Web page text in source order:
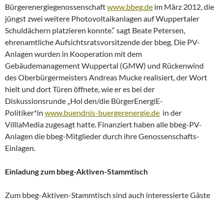
Bürgerenergiegenossenschaftwww.bbeg.de im März 2012, die
jüngst zwei weitere Photovoltaikanlagen auf Wuppertaler
Schuldächern platzieren konnte.“ sagt Beate Petersen,
ehrenamtliche Aufsichtsratsvorsitzende der bbeg. Die PV-
Anlagen wurden in Kooperation mit dem
Gebäudemanagement Wuppertal (GMW) und Rückenwind
des Oberbürgermeisters Andreas Mucke realisiert, der Wort
hielt und dort Türen öffnete, wie er es bei der
Diskussionsrunde „Hol den/die BürgerEnergiE-
Politiker*in www.buendnis-buergerenergie.de in der
VilllaMedia zugesagt hatte. Finanziert haben alle bbeg-PV-
Anlagen die bbeg-Mitglieder durch ihre Genossenschafts-
Einlagen.
Einladung zum bbeg-Aktiven-Stammtisch
Zum bbeg-Aktiven-Stammtisch sind auch interessierte Gäste